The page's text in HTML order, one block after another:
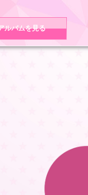
ルバムを見る
9008675014Y41011